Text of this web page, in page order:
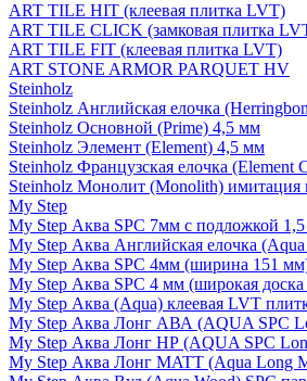
ART TILE HIT (клеевая плитка LVT)
ART TILE CLICK (замковая плитка
ART TILE FIT (клеевая плитка LVT)
ART STONE ARMOR PARQUET HV
Steinholz
Steinholz Английская елочка
Steinholz Основной (Prime) 4,5 мм
Steinholz Элемент (Element) 4,5 мм
Steinholz Французская елочка (Element
Steinholz Монолит (Monolith) имитация
My Step
My Step Аква SPC 7мм c подложкой
My Step Аква Английская елочка
My Step Аква SPC 4мм (ширина 151
My Step Аква SPC 4 мм (широкая
My Step Аква (Aqua) клеевая LVT
My Step Аква Лонг АВА (AQUA SPC
My Step Аква Лонг НР (AQUA SPC
My Step Аква Лонг MATT (Aqua Long